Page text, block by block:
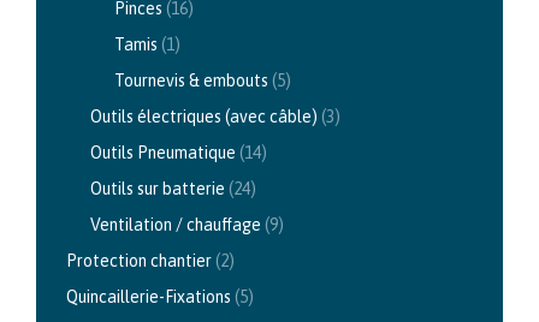
Pinces (16)
Tamis (1)
Tournevis & embouts (5)
Outils électriques (avec câble) (3)
Outils Pneumatique (14)
Outils sur batterie (24)
Ventilation / chauffage (9)
Protection chantier(2)
Quincaillerie-Fixations (5)